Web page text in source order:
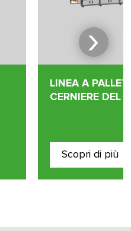
DI
(PORTA LEGGERA)
›